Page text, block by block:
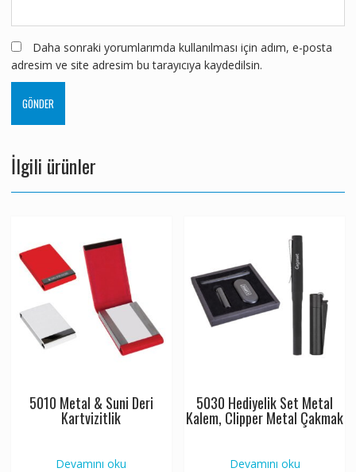
Daha sonraki yorumlarımda kullanılması için adım, e-posta
adresim ve site adresim bu tarayıcıya kaydedilsin.
İlgili ürünler
5010 Metal & Suni Deri
Kartvizitlik
Devamını oku
5030 Hediyelik Set Metal
Kalem, Clipper Metal Çakmak
Devamını oku